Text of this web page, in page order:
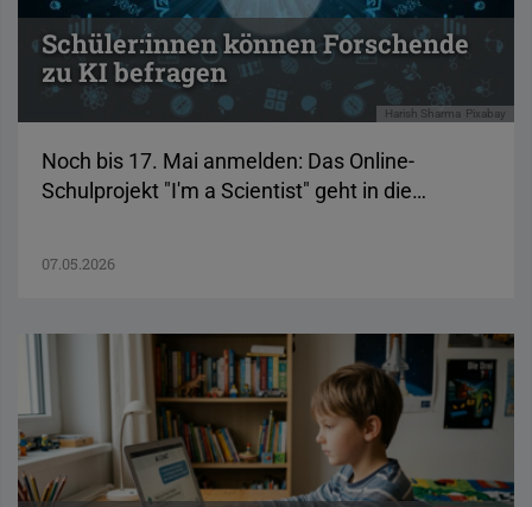
Harish Sharma Pixabay
Schüler:innen können Forschende
zu KI befragen
Noch bis 17. Mai anmelden: Das Online-
Schulprojekt "I'm a Scientist" geht in die…
07.05.2026